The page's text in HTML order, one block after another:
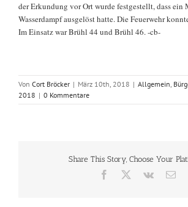
der Erkundung vor Ort wurde festgestellt, dass ein
Wasserdampf ausgelöst hatte. Die Feuerwehr
Im Einsatz war Brühl 44 und Brühl 46. -cb-
Von Cort Bröcker | März 10th, 2018 | Allgemein,
2018 | 0 Kommentare
Share This Story, Choose Your
Facebook Vk
E-